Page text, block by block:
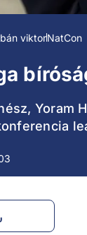
viktorNatCon
Yoram